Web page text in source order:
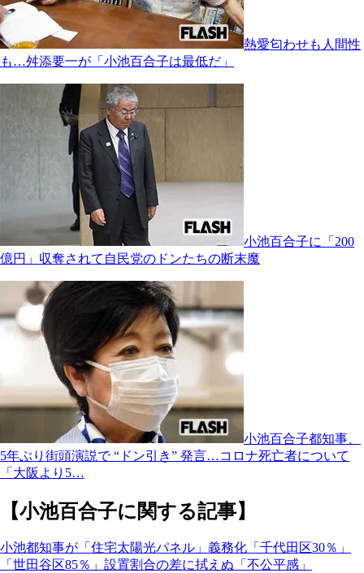
熱愛匂わせも人間性
も…舛添要一が「小池百合子は最低だ」
小池百合子に「200
億円」収奪されて自民党のドンたちの断末魔
小池百合子都知事、
5年ぶり街頭演説で “ドン引き” 発言…コロナ死亡者について
「大阪より5…
【小池百合子に関する記事】
小池都知事が「住宅太陽光パネル」義務化「千代田区30％」
「世田谷区85％」設置割合の差に拭えぬ「不公平感」